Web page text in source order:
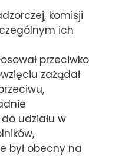
komisji
ich
przeciwko
zażądał
udziału w
był obecny na